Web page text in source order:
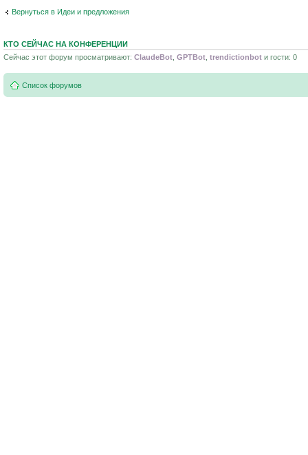
Вернуться в Идеи и предложения
КТО СЕЙЧАС НА КОНФЕРЕНЦИИ
Сейчас этот форум просматривают: ClaudeBot GPTBot trendictionbot и гости: 0
Список форумов